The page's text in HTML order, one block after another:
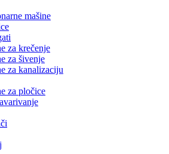
mašine
za krečenje
za šivenje
za kanalizaciju
za pločice